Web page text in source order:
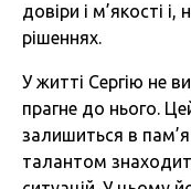
довіри і м’якості і,
рішеннях.
У житті Сергію не
прагне до нього.
залишиться в
талантом